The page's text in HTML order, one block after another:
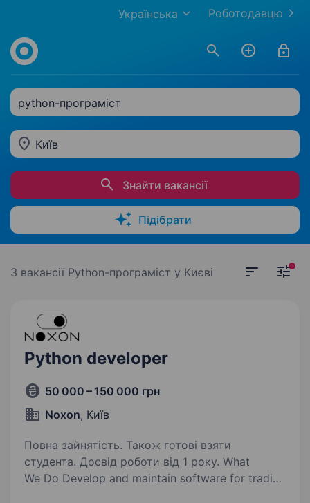
Роботодавцю
Українська
python-програміст
Київ
Знайти вакансії
Підібрати
3 вакансії Python-програміст у Києві
Python developer
50 000 – 150 000 грн
Noxon, Київ
Повна зайнятість. Також готові взяти
студента. Досвід роботи від 1 року. What
We Do Develop and maintain software for trading